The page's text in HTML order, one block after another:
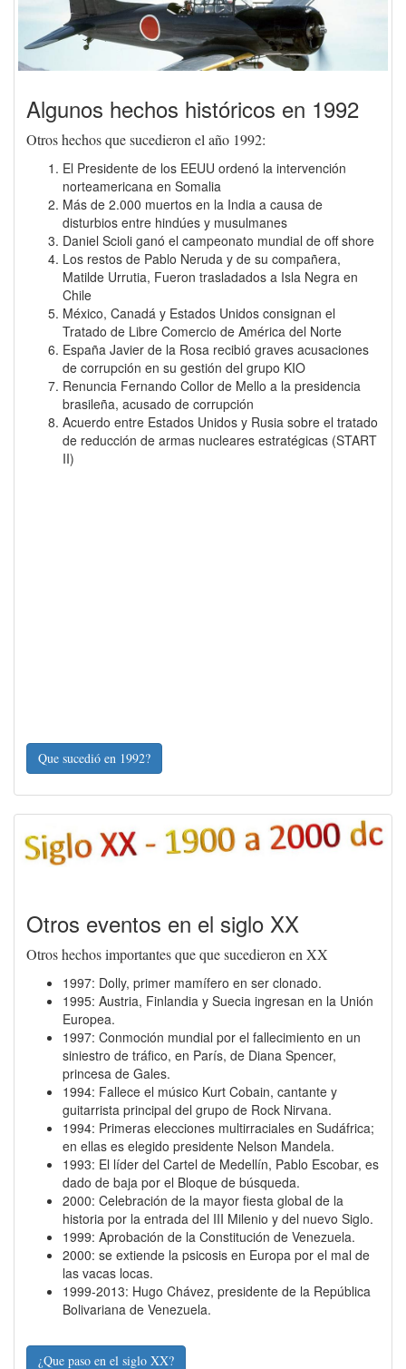
Algunos hechos históricos en 1992
Otros hechos que sucedieron el año 1992:
El Presidente de los EEUU ordenó la intervención
norteamericana en Somalia
Más de 2.000 muertos en la India a causa de
disturbios entre hindúes y musulmanes
Daniel Scioli ganó el campeonato mundial de off shore
Los restos de Pablo Neruda y de su compañera,
Matilde Urrutia, Fueron trasladados a Isla Negra en
Chile
México, Canadá y Estados Unidos consignan el
Tratado de Libre Comercio de América del Norte
España Javier de la Rosa recibió graves acusaciones
de corrupción en su gestión del grupo KIO
Renuncia Fernando Collor de Mello a la presidencia
brasileña, acusado de corrupción
Acuerdo entre Estados Unidos y Rusia sobre el tratado
de reducción de armas nucleares estratégicas (START
II)
Que sucedió en 1992?
Otros eventos en el siglo XX
Otros hechos importantes que que sucedieron en XX
1997: Dolly, primer mamífero en ser clonado.
1995: Austria, Finlandia y Suecia ingresan en la Unión
Europea.
1997: Conmoción mundial por el fallecimiento en un
siniestro de tráfico, en París, de Diana Spencer,
princesa de Gales.
1994: Fallece el músico Kurt Cobain, cantante y
guitarrista principal del grupo de Rock Nirvana.
1994: Primeras elecciones multirraciales en Sudáfrica;
en ellas es elegido presidente Nelson Mandela.
1993: El líder del Cartel de Medellín, Pablo Escobar, es
dado de baja por el Bloque de búsqueda.
2000: Celebración de la mayor fiesta global de la
historia por la entrada del III Milenio y del nuevo Siglo.
1999: Aprobación de la Constitución de Venezuela.
2000: se extiende la psicosis en Europa por el mal de
las vacas locas.
1999-2013: Hugo Chávez, presidente de la República
Bolivariana de Venezuela.
¿Que paso en el siglo XX?